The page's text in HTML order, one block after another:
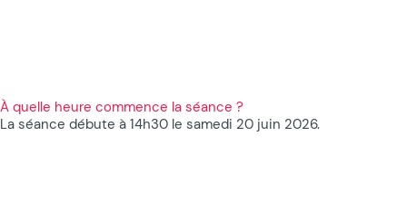
À quelle heure commence la séance ?
La séance débute à 14h30 le samedi 20 juin 2026.